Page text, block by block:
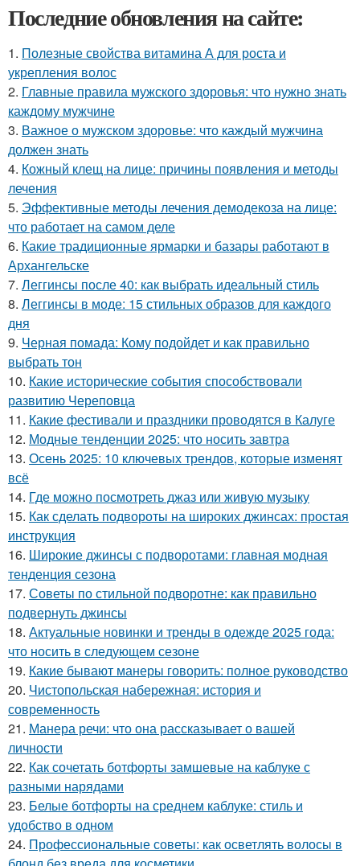
Последние обновления на сайте:
1. Полезные свойства витамина А для роста и
укрепления волос
2. Главные правила мужского здоровья: что нужно знать
каждому мужчине
3. Важное о мужском здоровье: что каждый мужчина
должен знать
4. Кожный клещ на лице: причины появления и методы
лечения
5. Эффективные методы лечения демодекоза на лице:
что работает на самом деле
6. Какие традиционные ярмарки и базары работают в
Архангельске
7. Леггинсы после 40: как выбрать идеальный стиль
8. Леггинсы в моде: 15 стильных образов для каждого
дня
9. Черная помада: Кому подойдет и как правильно
выбрать тон
10. Какие исторические события способствовали
развитию Череповца
11. Какие фестивали и праздники проводятся в Калуге
12. Модные тенденции 2025: что носить завтра
13. Осень 2025: 10 ключевых трендов, которые изменят
всё
14. Где можно посмотреть джаз или живую музыку
15. Как сделать подвороты на широких джинсах: простая
инструкция
16. Широкие джинсы с подворотами: главная модная
тенденция сезона
17. Советы по стильной подворотне: как правильно
подвернуть джинсы
18. Актуальные новинки и тренды в одежде 2025 года:
что носить в следующем сезоне
19. Какие бывают манеры говорить: полное руководство
20. Чистопольская набережная: история и
современность
21. Манера речи: что она рассказывает о вашей
личности
22. Как сочетать ботфорты замшевые на каблуке с
разными нарядами
23. Белые ботфорты на среднем каблуке: стиль и
удобство в одном
24. Профессиональные советы: как осветлять волосы в